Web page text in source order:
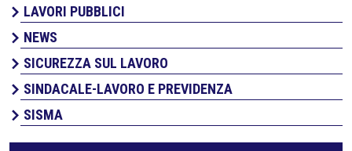
LAVORI PUBBLICI
NEWS
SICUREZZA SUL LAVORO
SINDACALE-LAVORO E PREVIDENZA
SISMA